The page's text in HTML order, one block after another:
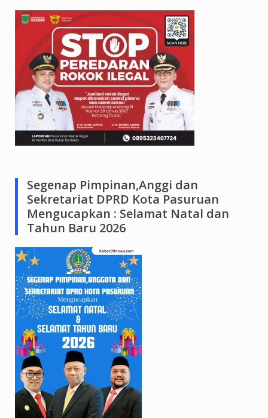
Segenap Pimpinan,Anggi dan
Sekretariat DPRD Kota Pasuruan
Mengucapkan : Selamat Natal dan
Tahun Baru 2026